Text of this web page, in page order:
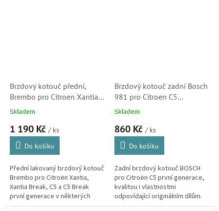
Brzdový kotouč přední,
Brembo pro Citroen Xantia,
Xantia Break, C5 a C5 Break
4246T8, 4246W3, 4249H1)
Skladem
1 190 Kč / ks
Do košíku
Přední lakovaný brzdový kotouč
Brembo pro Citroën Xantia,
Xantia Break, C5 a C5 Break
první generace v některých
motorizacích. Kotouče kvalitou i
Brzdový kotouč zadní Bosch
981 pro Citroen C5
(0986478981, 4246W4)
Skladem
860 Kč / ks
Do košíku
Zadní brzdový kotouč BOSCH
pro Citroën C5 první generace,
kvalitou i vlastnostmi
odpovídající originálním dílům.